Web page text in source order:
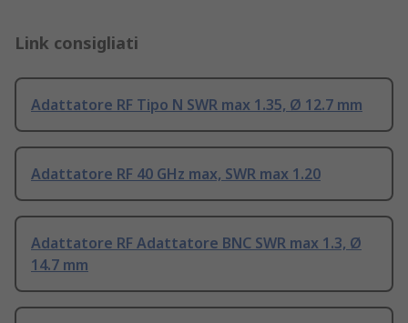
Link consigliati
Adattatore RF Tipo N SWR max 1.35, Ø 12.7 mm
Adattatore RF 40 GHz max, SWR max 1.20
Adattatore RF Adattatore BNC SWR max 1.3, Ø
14.7 mm